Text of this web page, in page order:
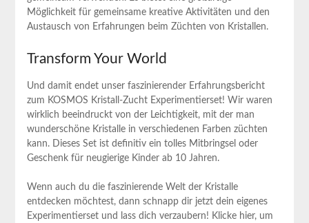
Möglichkeit für gemeinsame kreative Aktivitäten und den
Austausch von Erfahrungen‌ beim⁢ Züchten von Kristallen.‌
Transform Your World
Und damit endet unser faszinierender ⁤Erfahrungsbericht
zum KOSMOS Kristall-Zucht Experimentierset! Wir waren
wirklich beeindruckt⁤ von der Leichtigkeit, mit der man
wunderschöne Kristalle in verschiedenen Farben‍ züchten
kann. Dieses Set ist definitiv ein tolles Mitbringsel oder⁣
Geschenk für neugierige Kinder ab 10 Jahren.
Wenn auch du die faszinierende⁢ Welt der ⁤Kristalle
entdecken ‍möchtest, dann schnapp dir jetzt‍ dein eigenes
Experimentierset und lass dich verzaubern! Klicke hier, um‌